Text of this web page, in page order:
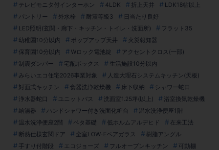
テレビモニタ付インターホン
4LDK 折上天井
LDK18帖以上
パントリー
外水栓 耐震等級3
日当たり良好
LED照明(玄関・廊下・キッチン・トイレ・洗面所)
フラット35
幼稚園10分以内
ポップアップ天井
火災報知器
保育園10分以内
Wロック電池錠
アクセントクロス(一部)
制震ダンパー
宅配ボックス
生活施設10分以内
みらいエコ住宅2026事業対象
人造大理石システムキッチン(天板)
対面式キッチン
食器洗浄乾燥機 床下収納
シャワー蛇口
浄水器蛇口
ユニットバス 洗面室1.25坪(以上)
浴室換気乾燥機
給湯器
ハンドシャワー付き洗面化粧台
温水洗浄便座1階
温水洗浄便座2階
ベタ基礎 低ホルムアルデヒド
在来工法
断熱仕様玄関ドア
全室LOW-Eペアガラス
樹脂アングル
手すり付階段
エコジョーズ フルオープンキッチン
可動棚